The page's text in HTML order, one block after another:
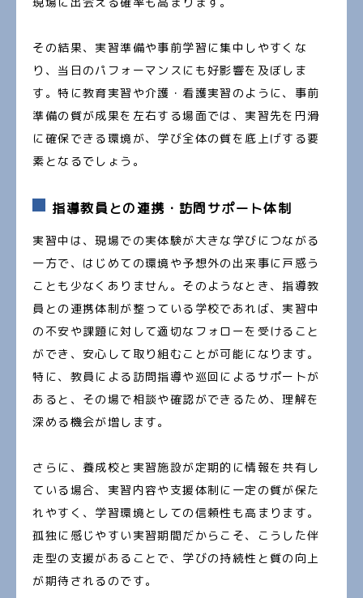
その結果、実習準備や事前学習に集中しやすくな
り、当日のパフォーマンスにも好影響を及ぼしま
す。特に教育実習や介護・看護実習のように、事前
準備の質が成果を左右する場面では、実習先を円滑
に確保できる環境が、学び全体の質を底上げする要
素となるでしょう。
指導教員との連携・訪問サポート体制
実習中は、現場での実体験が大きな学びにつながる
一方で、はじめての環境や予想外の出来事に戸惑う
ことも少なくありません。そのようなとき、指導教
員との連携体制が整っている学校であれば、実習中
の不安や課題に対して適切なフォローを受けること
ができ、安心して取り組むことが可能になります。
特に、教員による訪問指導や巡回によるサポートが
あると、その場で相談や確認ができるため、理解を
深める機会が増します。
さらに、養成校と実習施設が定期的に情報を共有し
ている場合、実習内容や支援体制に一定の質が保た
れやすく、学習環境としての信頼性も高まります。
孤独に感じやすい実習期間だからこそ、こうした伴
走型の支援があることで、学びの持続性と質の向上
が期待されるのです。